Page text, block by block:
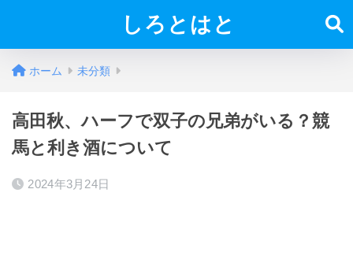
しろとはと
ホーム 未分類
高田秋、ハーフで双子の兄弟がいる？競
馬と利き酒について
2024年3月24日